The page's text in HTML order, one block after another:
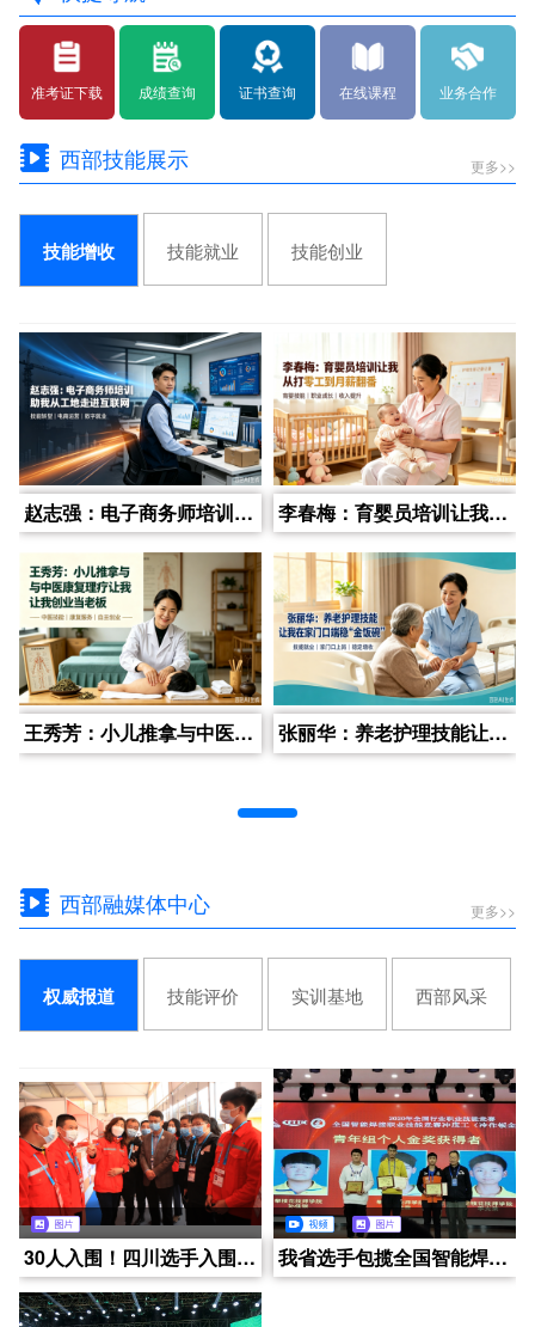
准考证下载 成绩查询 证书查询 在线课程 业务合作
西部技能展示 更多>>
技能增收 技能就业 技能创业
赵志强：电子商务师培训助我从工地走进互联网
王秀芳：小儿推拿与中医康复理疗让我创业当老板
李春梅：育婴员培训让我从打零工到月薪翻番
张丽华：养老护理技能让我在家门口端稳“金饭碗”
西部融媒体中心 更多>>
权威报道 技能评价 实训基地 西部风采
30人入围！四川选手入围第46届世界技能大赛国家集训队成绩创历史新高 我省选手包揽全国智能焊接职业技能竞赛冲压工(冷作钣金工)前三名
四川西部人力资源开发中心2024年技能人才评价（日常）工作快讯（2024年12月第4周） 四川西部人力资源开发中心2024年技能人才评价（日常）工作快讯（2024年12月第2周）
成都京东方智慧医养社区-锦城拾光 兴城康养・美邸大观舒养之家
行稳致远，进而有为丨2024年度年终总结会暨表彰大会 四川西部人力资源开发中心技能人才认定中心正式亮相成都电视台CDTV5大型民生电视栏目《养老全接触》